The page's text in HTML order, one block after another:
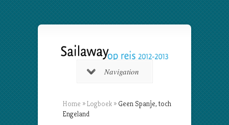
Navigation
Home »Logboek » Geen Spanje, toch
Engeland